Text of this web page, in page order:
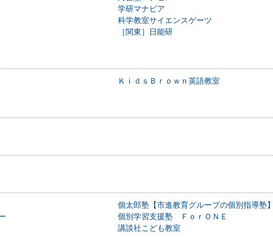
学研マナビア
科学教室サイエンスゲーツ
［関東］日能研
ＫｉｄｓＢｒｏｗｎ英語教室
個太郎塾【市進教育グループの個別指導塾
個別学習支援塾 ＦｏｒＯＮＥ
講談社こども教室